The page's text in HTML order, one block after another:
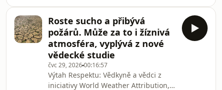
případem rez
pro ženy bez partnera. Prosazuje to
mimo jiné ministr zdravotnictví Adam
Vojtěch z ANO. Jak ale nedávno
upozornil server iRozhlas, ne všichni
koaliční partneři by pro to hlasovali.
Vojtěch by se tak musel spolehnout i
na hlasy z opozice. Jaké jsou
Roste sucho a přibývá
požárů. Může za to i žíznivá
atmosféra, vyplývá z nové
vědecké studie
čvc 29, 202600:16:57
Výtah Respektu: Vědkyně a vědci z
iniciativy World Weather Attribution,